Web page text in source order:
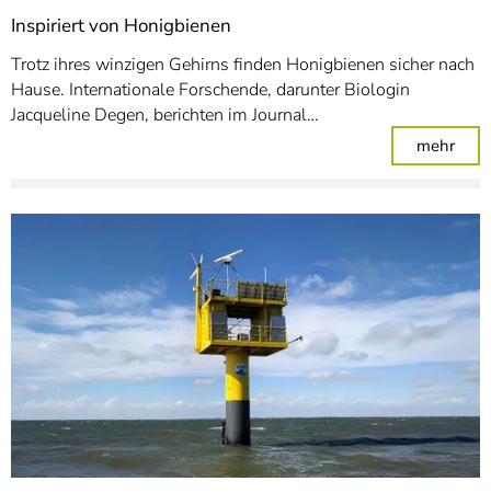
Inspiriert von Honigbienen
Trotz ihres winzigen Gehirns finden Honigbienen sicher nach
Hause. Internationale Forschende, darunter Biologin
Jacqueline Degen, berichten im Journal…
mehr: